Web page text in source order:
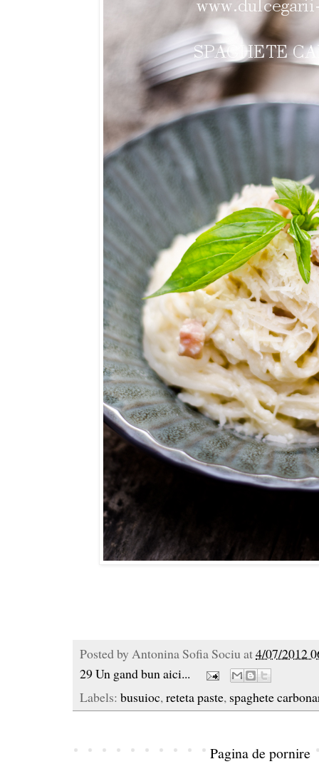
Posted by Antonina Sofia Sociu at4/07/2012
29 Un gand bun aici...
Labels: busuioc,reteta paste, spaghete
Pagina de pornire